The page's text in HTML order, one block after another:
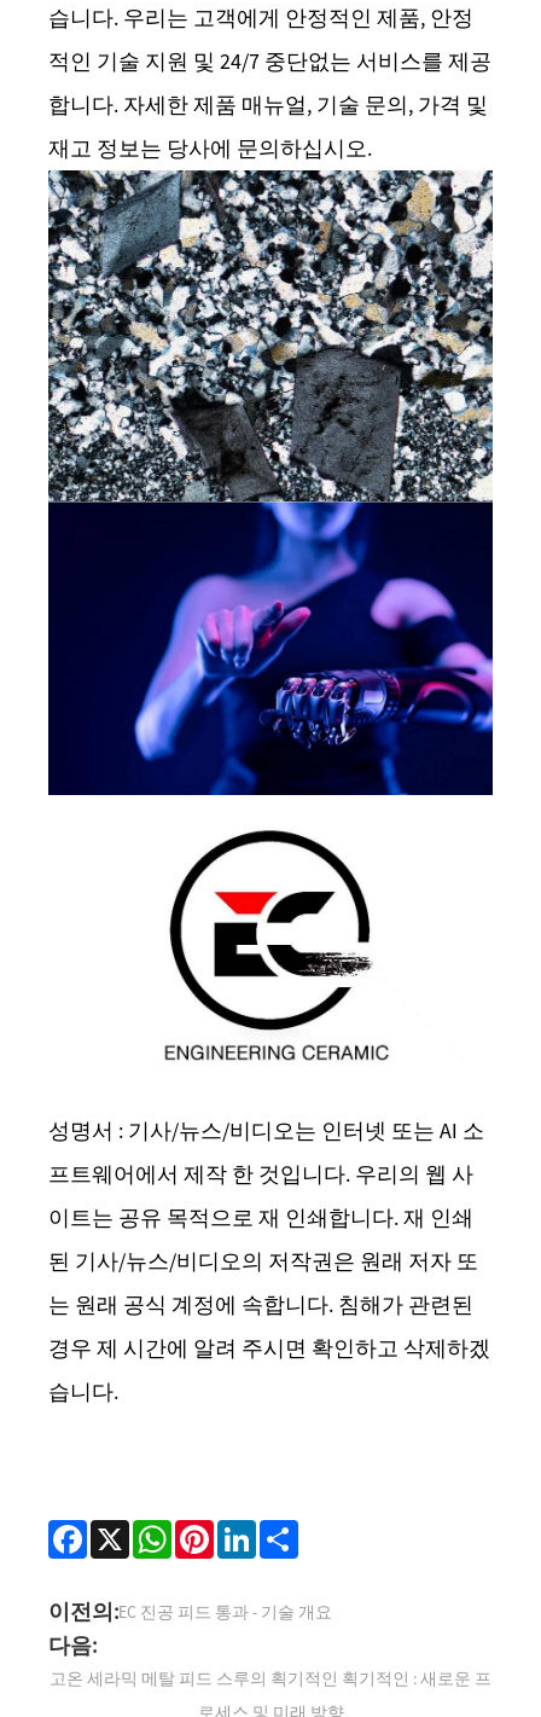
습니다. 우리는 고객에게 안정적인 제품, 안정
적인 기술 지원 및 24/7 중단없는 서비스를 제공
합니다. 자세한 제품 매뉴얼, 기술 문의, 가격 및
재고 정보는 당사에 문의하십시오.
성명서 : 기사/뉴스/비디오는 인터넷 또는 AI 소
프트웨어에서 제작 한 것입니다. 우리의 웹 사
이트는 공유 목적으로 재 인쇄합니다. 재 인쇄
된 기사/뉴스/비디오의 저작권은 원래 저자 또
는 원래 공식 계정에 속합니다. 침해가 관련된
경우 제 시간에 알려 주시면 확인하고 삭제하겠
습니다.
Facebook
X WhatsAppPinterestLinkedIn
이전의:EC 진공 피드 통과 - 기술 개요
다음:
고온 세라믹 메탈 피드 스루의 획기적인 획기적인 : 새로운 프
로세스 및 미래 방향